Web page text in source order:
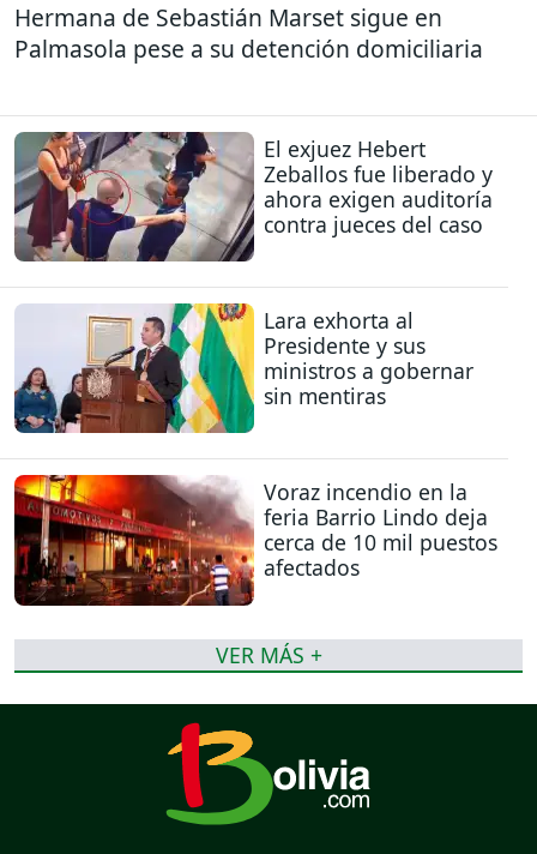
Hermana de Sebastián Marset sigue en
Palmasola pese a su detención domiciliaria
El exjuez Hebert
Zeballos fue liberado y
ahora exigen auditoría
contra jueces del caso
Lara exhorta al
Presidente y sus
ministros a gobernar
sin mentiras
Voraz incendio en la
feria Barrio Lindo deja
cerca de 10 mil puestos
afectados
VER MÁS +